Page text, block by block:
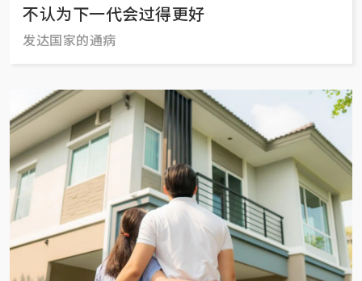
不认为下一代会过得更好
发达国家的通病